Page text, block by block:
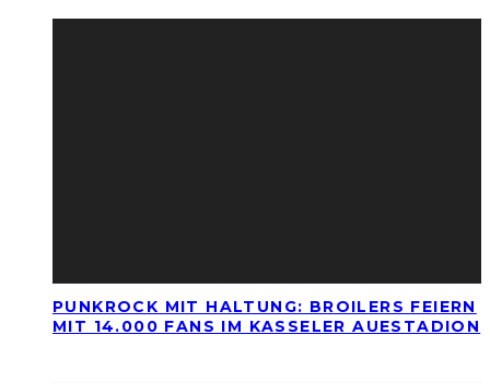
PUNKROCK MIT HALTUNG: BROILERS FEIERN
MIT 14.000 FANS IM KASSELER AUESTADION